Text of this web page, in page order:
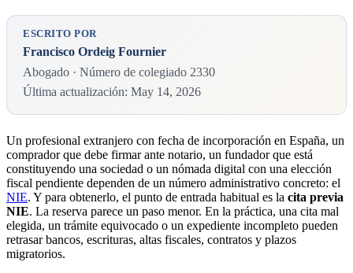
ESCRITO POR
Francisco Ordeig Fournier
Abogado · Número de colegiado 2330
Última actualización: May 14, 2026
Un profesional extranjero con fecha de incorporación en España, un
comprador que debe firmar ante notario, un fundador que está
constituyendo una sociedad o un nómada digital con una elección
fiscal pendiente dependen de un número administrativo concreto: el
NIE. Y para obtenerlo, el punto de entrada habitual es la cita previa
NIE. La reserva parece un paso menor. En la práctica, una cita mal
elegida, un trámite equivocado o un expediente incompleto pueden
retrasar bancos, escrituras, altas fiscales, contratos y plazos
migratorios.